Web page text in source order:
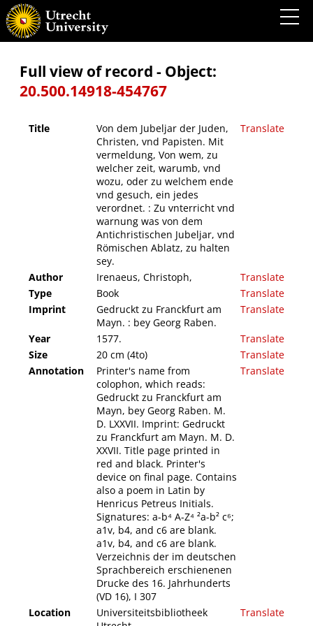
Von dem Jubeljar der Juden, Christen, vnd Papisten. Mit vermeldung, Von wem, zu
welcher zeit, warumb, vnd wozu, oder zu welchem ende vnd gesuch, ein jedes
verordnet. : Zu vnterricht vnd warnung was von dem Antichristischen Jubeljar, vnd
Römischen Ablatz, zu halten sey.
Full view of record - Object:
20.500.14918-454767
Title
Von dem Jubeljar der Juden,
Christen, vnd Papisten. Mit
vermeldung, Von wem, zu
welcher zeit, warumb, vnd
wozu, oder zu welchem ende
vnd gesuch, ein jedes
verordnet. : Zu vnterricht vnd
warnung was von dem
Antichristischen Jubeljar, vnd
Römischen Ablatz, zu halten
sey.
Translate
Author Irenaeus, Christoph,
Translate
Type
Book
Translate
Imprint
Gedruckt zu Franckfurt am
Mayn. : bey Georg Raben.
Translate
Year 1577.
Translate
Size
20 cm (4to)
Translate
Annotation
Printer's name from
colophon, which reads:
Gedruckt zu Franckfurt am
Mayn, bey Georg Raben. M.
D. LXXVII. Imprint: Gedruckt
zu Franckfurt am Mayn. M. D.
XXVII. Title page printed in
red and black. Printer's
device on final page. Contains
also a poem in Latin by
Henricus Petreus Initials.
Signatures: a-b⁴ A-Z⁴ ²a-b² c⁶;
a1v, b4, and c6 are blank.
a1v, b4, and c6 are blank.
Verzeichnis der im deutschen
Sprachbereich erschienenen
Drucke des 16. Jahrhunderts
(VD 16), I 307
Translate
Location
Universiteitsbibliotheek
Translate